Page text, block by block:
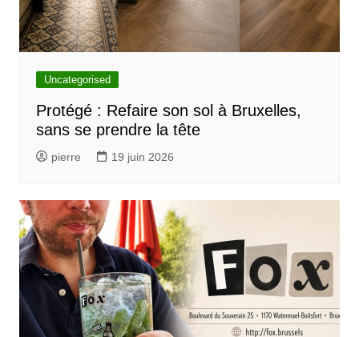
Uncategorised
Protégé : Refaire son sol à Bruxelles,
sans se prendre la tête
pierre 19 juin 2026